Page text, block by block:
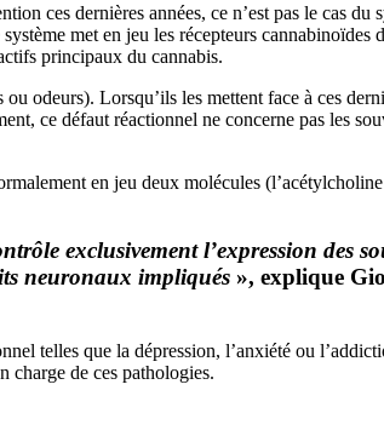
ces dernières années, ce n’est pas le cas
met en jeu les récepteurs cannabinoïdes
principaux du cannabis.
odeurs). Lorsqu’ils les mettent face à ces
ce défaut réactionnel ne concerne pas les
en jeu deux molécules
exclusivement l’expression des
neuronaux impliqués », explique
telles que la dépression, l’anxiété ou
charge de ces pathologies.